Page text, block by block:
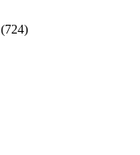
(724)